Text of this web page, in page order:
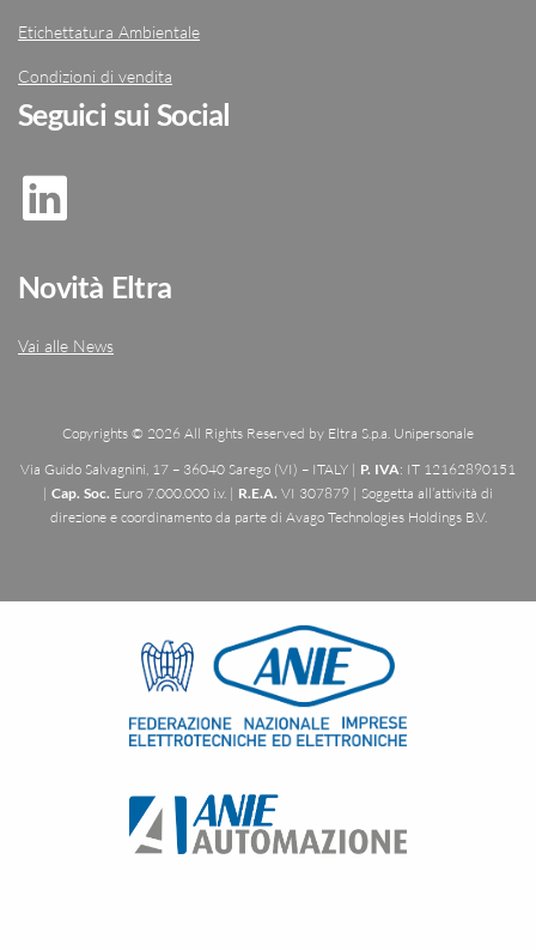
Etichettatura Ambientale
Condizioni di vendita
Seguici sui Social
Novità Eltra
Vai alle News
Copyrights © 2026 All Rights Reserved by Eltra S.p.a. Unipersonale
Via Guido Salvagnini, 17 – 36040 Sarego (VI) – ITALY | P. IVA: IT 12162890151
| Cap. Soc. Euro 7.000.000 i.v. | R.E.A. VI 307879 | Soggetta all’attività di
direzione e coordinamento da parte di Avago Technologies Holdings B.V.